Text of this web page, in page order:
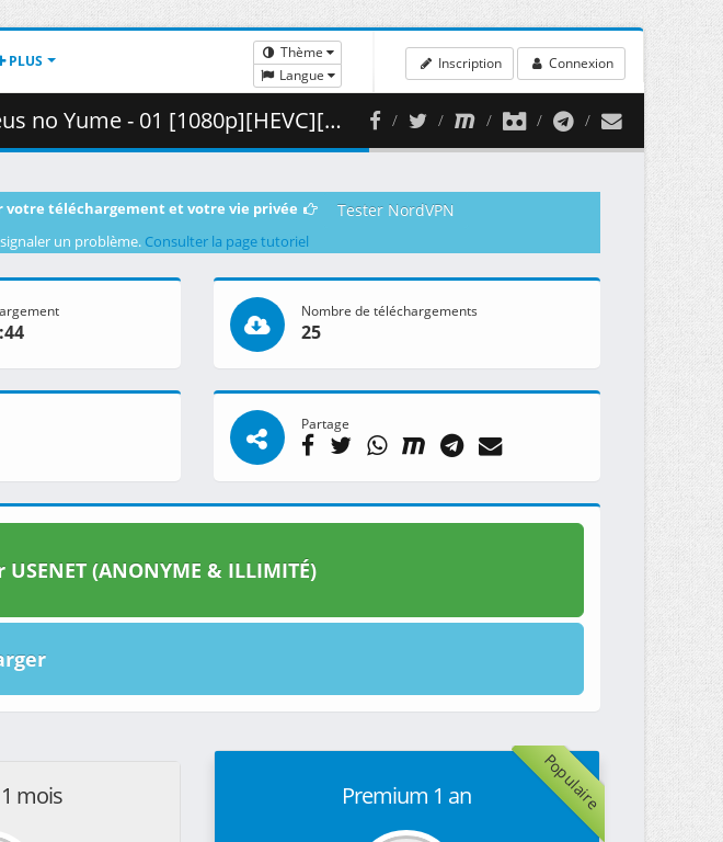
PLUS
Thème
Langue
Inscription Connexion
( 279.39 MB )
votre téléchargement et votre vie privée Tester NordVPN
un problème. Consulter la page tutoriel
Nombre de téléchargements
25
Partage
(ANONYME & ILLIMITÉ)
mois Populaire
Premium 1 an